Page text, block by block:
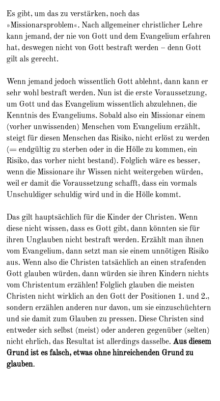
Es gibt, um das zu verstärken, noch das
»Missionarsproblem«. Nach allgemeiner christlicher Lehre
kann jemand, der nie von Gott und dem Evangelium erfahren
hat, deswegen nicht von Gott bestraft werden – denn Gott
gilt als gerecht.
Wenn jemand jedoch wissentlich Gott ablehnt, dann kann er
sehr wohl bestraft werden. Nun ist die erste Voraussetzung,
um Gott und das Evangelium wissentlich abzulehnen, die
Kenntnis des Evangeliums. Sobald also ein Missionar einem
(vorher unwissenden) Menschen vom Evangelium erzählt,
steigt für diesen Menschen das Risiko, nicht erlöst zu werden
(= endgültig zu sterben oder in die Hölle zu kommen, ein
Risiko, das vorher nicht bestand). Folglich wäre es besser,
wenn die Missionare ihr Wissen nicht weitergeben würden,
weil er damit die Voraussetzung schafft, dass ein vormals
Unschuldiger schuldig wird und in die Hölle kommt.
Das gilt hauptsächlich für die Kinder der Christen. Wenn
diese nicht wissen, dass es Gott gibt, dann könnten sie für
ihren Unglauben nicht bestraft werden. Erzählt man ihnen
vom Evangelium, dann setzt man sie einem unnötigen Risiko
aus. Wenn also die Christen tatsächlich an einen strafenden
Gott glauben würden, dann würden sie ihren Kindern nichts
vom Christentum erzählen! Folglich glauben die meisten
Christen nicht wirklich an den Gott der Positionen 1. und 2.,
sondern erzählen anderen nur davon, um sie einzuschüchtern
und sie damit zum Glauben zu pressen. Diese Christen sind
entweder sich selbst (meist) oder anderen gegenüber (selten)
nicht ehrlich, das Resultat ist allerdings dasselbe.Aus diesem
Grund ist es falsch, etwas ohne hinreichenden Grund zu
glauben.